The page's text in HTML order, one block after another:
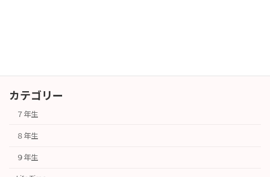
カテゴリー
７年生
８年生
９年生